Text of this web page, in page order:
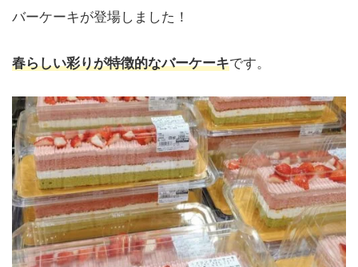
バーケーキが登場しました！
春らしい彩りが特徴的なバーケーキです。